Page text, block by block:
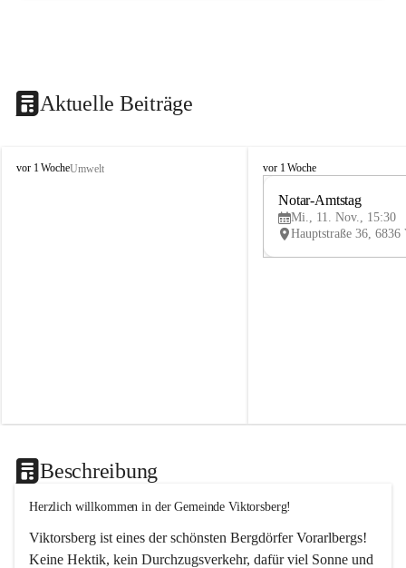
Aktuelle Beiträge
V
vor 1 WocheUmwelt
V
vor 1 Woche
Notar-Amtstag
Mi., 11. Nov., 15:30
Beschreibung
Herzlich willkommen in der Gemeinde Viktorsberg!
Viktorsberg ist eines der schönsten Bergdörfer Vorarlbergs!
Keine Hektik, kein Durchzugsverkehr, dafür viel Sonne und